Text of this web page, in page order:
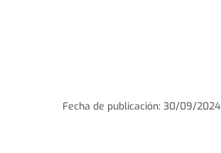
Fecha de publicación: 30/09/2024